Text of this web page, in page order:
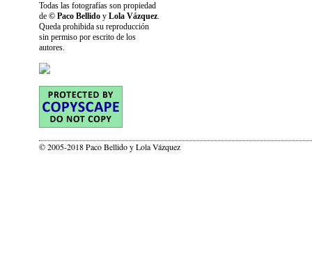
Todas las fotografías son propiedad
de© Paco Bellido yLola Vázquez.
Queda prohibida su reproducción
sin permiso por escrito de los
autores.
© 2005-2018 Paco Bellido y Lola Vázquez